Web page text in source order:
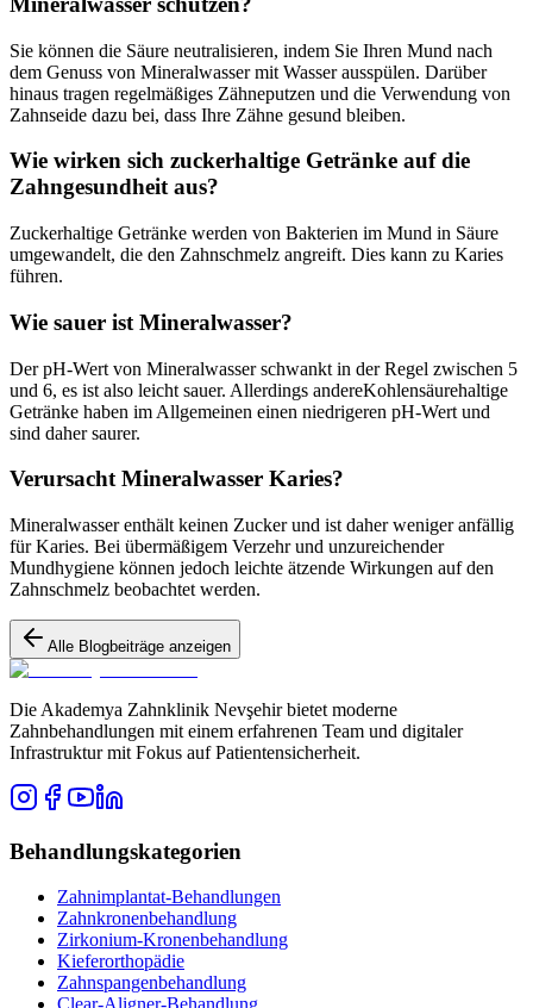
Sie können die Säure neutralisieren, indem Sie Ihren Mund nach
dem Genuss von Mineralwasser mit Wasser ausspülen. Darüber
hinaus tragen regelmäßiges Zähneputzen und die Verwendung von
Zahnseide dazu bei, dass Ihre Zähne gesund bleiben.
Wie wirken sich zuckerhaltige Getränke auf die
Zahngesundheit aus?
Zuckerhaltige Getränke werden von Bakterien im Mund in Säure
umgewandelt, die den Zahnschmelz angreift. Dies kann zu Karies
führen.
Wie sauer ist Mineralwasser?
Der pH-Wert von Mineralwasser schwankt in der Regel zwischen 5
und 6, es ist also leicht sauer. Allerdings andereKohlensäurehaltige
Getränke haben im Allgemeinen einen niedrigeren pH-Wert und
sind daher saurer.
Verursacht Mineralwasser Karies?
Mineralwasser enthält keinen Zucker und ist daher weniger anfällig
für Karies. Bei übermäßigem Verzehr und unzureichender
Mundhygiene können jedoch leichte ätzende Wirkungen auf den
Zahnschmelz beobachtet werden.
Alle Blogbeiträge anzeigen
Die Akademya Zahnklinik Nevşehir bietet moderne
Zahnbehandlungen mit einem erfahrenen Team und digitaler
Infrastruktur mit Fokus auf Patientensicherheit.
Behandlungskategorien
Zahnimplantat-Behandlungen
Zahnkronenbehandlung
Zirkonium-Kronenbehandlung
Kieferorthopädie
Zahnspangenbehandlung